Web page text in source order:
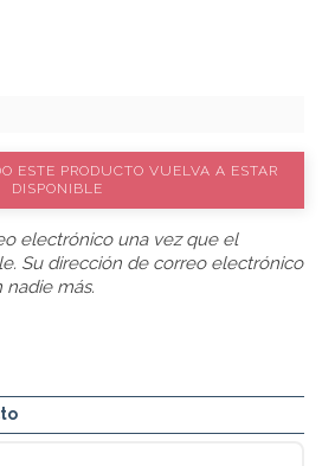
ESTE PRODUCTO VUELVA A ESTAR
DISPONIBLE
electrónico una vez que el
Su dirección de correo electrónico
más.